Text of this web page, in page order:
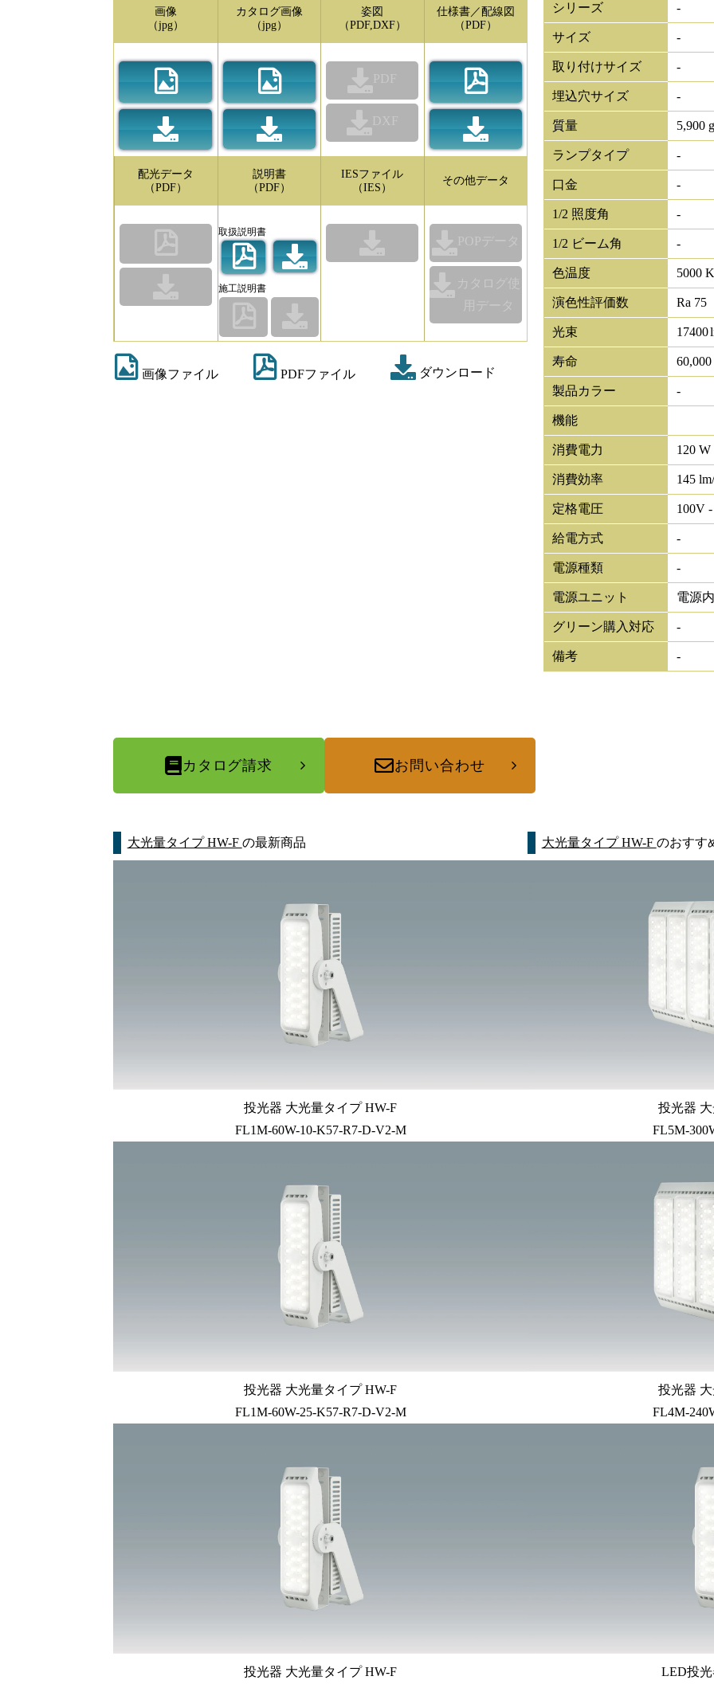
画像
（jpg）
カタログ画像
（jpg）
姿図
（PDF,DXF）
PDF
DXF
仕様書／配線図
（PDF）
配光データ
（PDF）
説明書
（PDF）
取扱説明書
施工説明書
IESファイル
（IES）
その他データ
POPデータ
カタログ使
用データ
画像ファイル PDFファイル ダウンロード
シリーズ -
サイズ -
取り付けサイズ -
埋込穴サイズ -
質量 5,900 g
ランプタイプ -
口金 -
1/2 照度角 -
1/2 ビーム角 -
色温度 5000 K
演色性評価数 Ra 75
光束 17400
寿命
製品カラー -
機能
消費電力 120 W
消費効率 145
定格電圧 100V
給電方式 -
電源種類 -
電源ユニット 電源
グリーン購入対応 -
備考 -
カタログ請求 お問い合わせ
大光量タイプ HW-F の最新商品
投光器 大光量タイプ HW-F
FL1M-60W-10-K57-R7-D-V2-M
投光器 大光量タイプ HW-F
FL1M-60W-25-K57-R7-D-V2-M
投光器 大光量タイプ HW-F
大光量タイプ HW-F のおすす
投光器
FL5M-
投光器
FL4M-
LED投